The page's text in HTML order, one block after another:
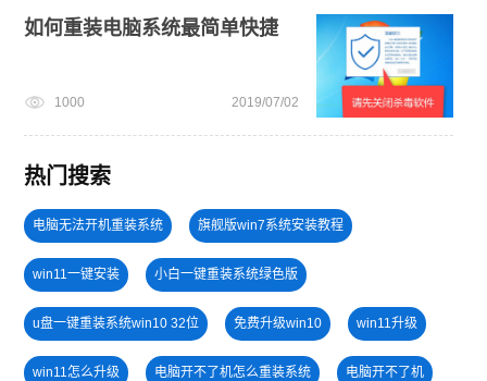
如何重装电脑系统最简单快捷
1000 2019/07/02
热门搜索
电脑无法开机重装系统 旗舰版win7系统安装教程
win11一键安装 小白一键重装系统绿色版
u盘一键重装系统win10 32位 免费升级win10 win11升级
win11怎么升级 电脑开不了机怎么重装系统 电脑开不了机